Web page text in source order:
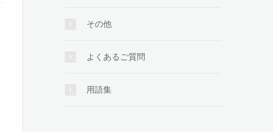
その他
よくあるご質問
用語集